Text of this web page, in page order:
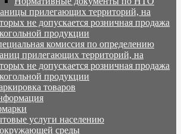
прилегающих территорий, на
не допускается розничная продажа
продукции
комиссия по определению
прилегающих территорий, на
не допускается розничная продажа
продукции
товаров
услуги населению
среды